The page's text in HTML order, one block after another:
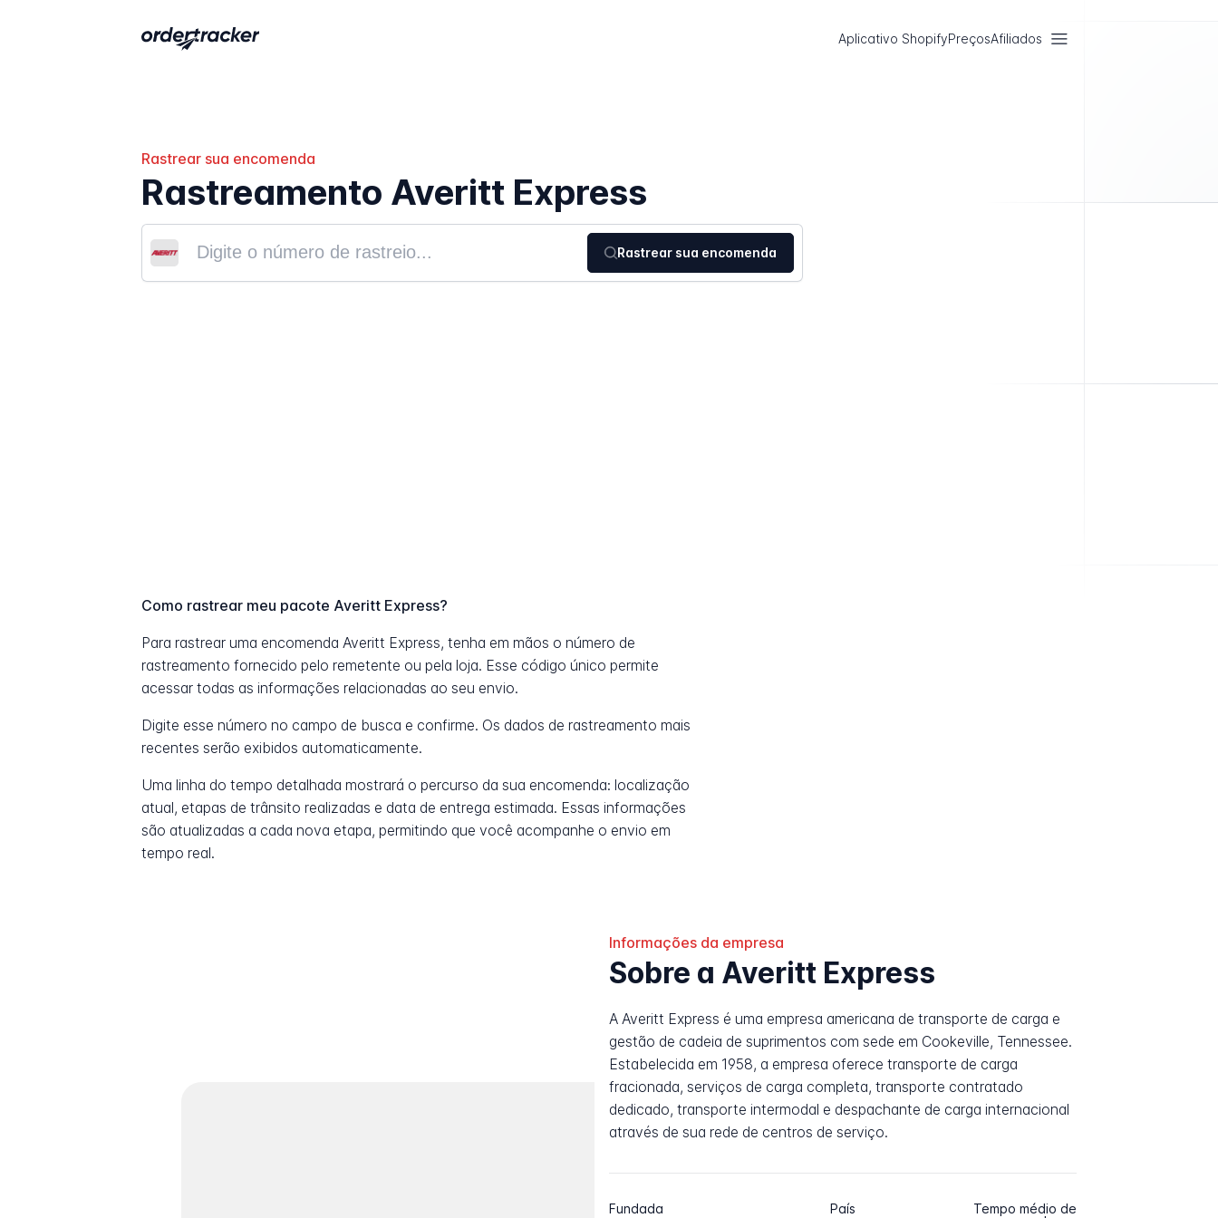
Aplicativo ShopifyPreçosAfiliados
Rastrear sua encomenda
Rastreamento Averitt Express
Rastrear sua encomenda
Como rastrear meu pacote Averitt Express?
Para rastrear uma encomenda Averitt Express, tenha em mãos o número de
rastreamento fornecido pelo remetente ou pela loja. Esse código único permite
acessar todas as informações relacionadas ao seu envio.
Digite esse número no campo de busca e confirme. Os dados de rastreamento mais
recentes serão exibidos automaticamente.
Uma linha do tempo detalhada mostrará o percurso da sua encomenda: localização
atual, etapas de trânsito realizadas e data de entrega estimada. Essas informações
são atualizadas a cada nova etapa, permitindo que você acompanhe o envio em
tempo real.
Informações da empresa
Sobre a Averitt Express
A Averitt Express é uma empresa americana de transporte de carga e
gestão de cadeia de suprimentos com sede em Cookeville, Tennessee.
Estabelecida em 1958, a empresa oferece transporte de carga
fracionada, serviços de carga completa, transporte contratado
dedicado, transporte intermodal e despachante de carga internacional
através de sua rede de centros de serviço.
Fundada País Tempo médio de